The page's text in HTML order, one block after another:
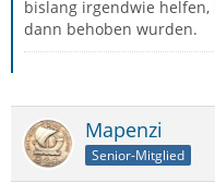
bislang irgendwie
dann behoben wurden.
Mapenzi
Senior-Mitglied